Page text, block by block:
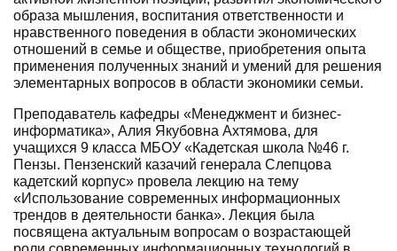
образа мышления, воспитания ответственности и
нравственного поведения в области экономических
отношений в семье и обществе, приобретения опыта
применения полученных знаний и умений для решения
элементарных вопросов в области экономики семьи.
Преподаватель кафедры «Менеджмент и бизнес-
информатика», Алия Якубовна Ахтямова, для
учащихся 9 класса МБОУ «Кадетская школа №46 г.
Пензы. Пензенский казачий генерала Слепцова
кадетский корпус» провела лекцию на тему
«Использование современных информационных
трендов в деятельности банка». Лекция была
посвящена актуальным вопросам о возрастающей